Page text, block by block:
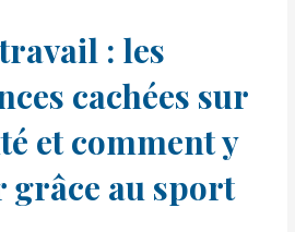
: les
cachées sur
et comment y
grâce au sport